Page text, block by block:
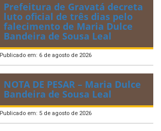
Prefeitura de Gravatá decreta
luto oficial de três dias pelo
falecimento de Maria Dulce
Bandeira de Sousa Leal
Publicado em: 6 de agosto de 2026
NOTA DE PESAR – Maria Dulce
Bandeira de Sousa Leal
Publicado em: 5 de agosto de 2026